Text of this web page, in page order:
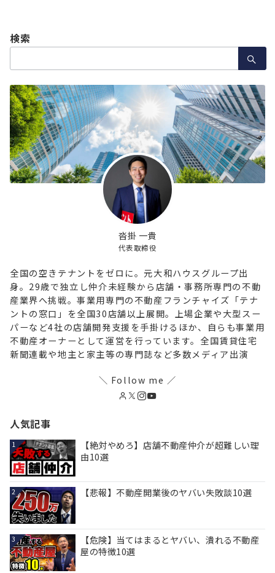
ペ
ー
ジ
送
り
検索
索：
沓掛 一貴
代表取締役
全国の空きテナントをゼロに。元大和ハウスグループ出
身。29歳で独立し仲介未経験から店舗・事務所専門の不動
産業界へ挑戦。事業用専門の不動産フランチャイズ「テナ
ントの窓口」を全国30店舗以上展開。上場企業や大型スー
パーなど4社の店舗開発支援を手掛けるほか、自らも事業用
不動産オーナーとして運営を行っています。全国賃貸住宅
新聞連載や地主と家主等の専門誌など多数メディア出演
＼ Follow me ／
人気記事
1
【絶対やめろ】店舗不動産仲介が超難しい理
由10選
2 【悲報】不動産開業後のヤバい失敗談10選
3
【危険】当てはまるとヤバい、潰れる不動産
屋の特徴10選